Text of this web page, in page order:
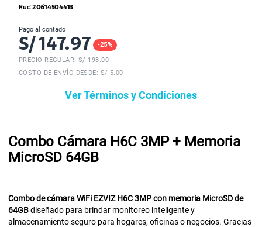
Ruc:20614504413
Pago al contado
S/147.97 -25%
PRECIO REGULAR: S/ 198.00
COSTO DE ENVÍO DESDE: S/ 5.00
Ver Términos y Condiciones
Combo Cámara H6C 3MP + Memoria
MicroSD 64GB
Combo de cámara WiFi EZVIZ H6C 3MP con memoria MicroSD de
64GBdiseñado para brindar monitoreo inteligente y
almacenamiento seguro para hogares, oficinas o negocios. Gracias